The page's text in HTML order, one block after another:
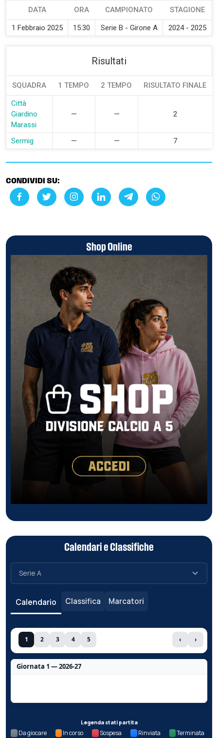
DATA ORA CAMPIONATO STAGIONE
1 Febbraio 2025 15:30 Serie B - Girone A 2024 - 2025
Risultati
SQUADRA 1 TEMPO 2 TEMPO RISULTATO FINALE
Città
Giardino
Marassi
— — 2
Sermig — — 7
CONDIVIDI SU:
Shop Online
Calendari e Classifiche
Calendario Classifica Marcatori
1 2 3 4 5 ‹ ›
Giornata 1 — 2026-27
Legenda stati partita
Da giocare In corso Sospesa Rinviata Terminata